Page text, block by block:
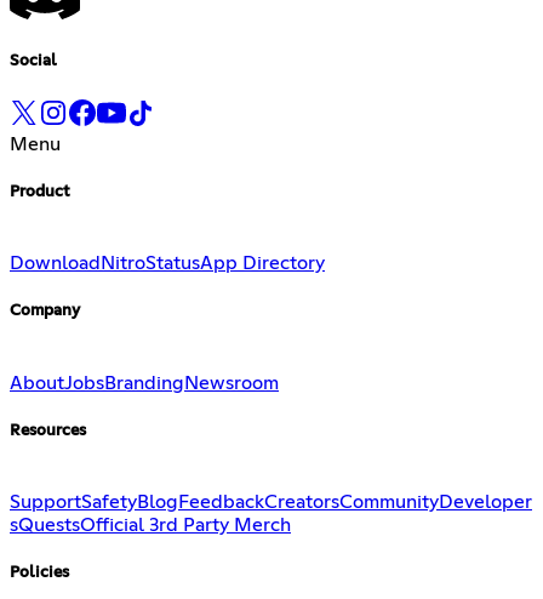
Social
Menu
Product
Download NitroStatusApp Directory
Company
AboutJobsBrandingNewsroom
Resources
SupportSafetyBlog FeedbackCreatorsCommunityDeveloper
sQuestsOfficial 3rd Party Merch
Policies